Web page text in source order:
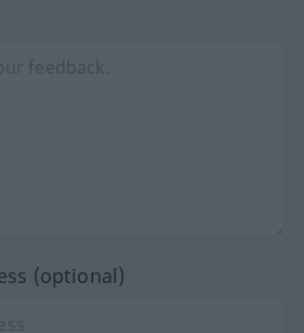
(optional)